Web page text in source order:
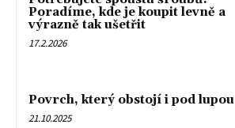
Poradíme, kde je koupit levně a
výrazně tak ušetřit
17.2.2026
Povrch, který obstojí i pod lupou
21.10.2025